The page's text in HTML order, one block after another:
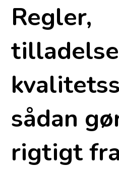
Regler,
sådan
rigtigt